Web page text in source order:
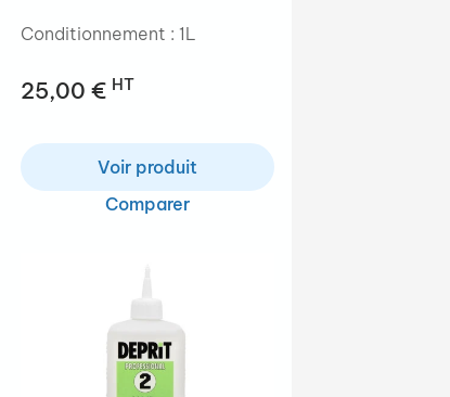
Conditionnement : 1L
25,00 € HT
Voir produit
Comparer